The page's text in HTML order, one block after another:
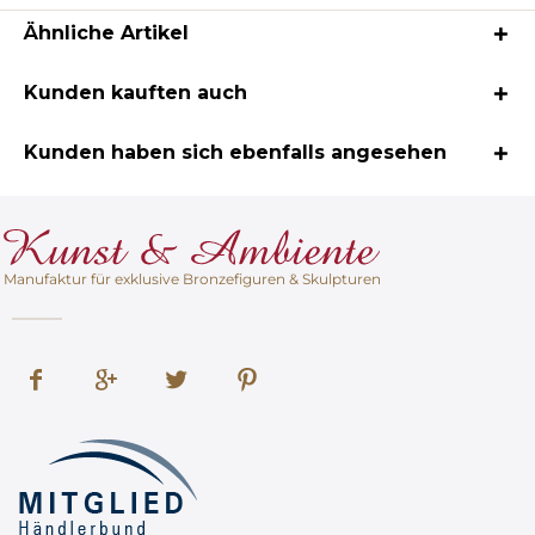
Ähnliche Artikel
Kunden kauften auch
Kunden haben sich ebenfalls angesehen
Manufaktur für exklusive Bronzefiguren & Skulpturen